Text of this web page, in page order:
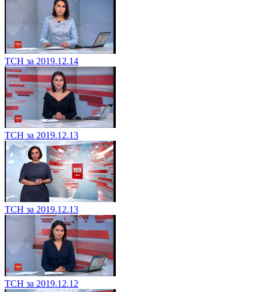
ТСН за 2019.12.14
ТСН за 2019.12.13
ТСН за 2019.12.13
ТСН за 2019.12.12